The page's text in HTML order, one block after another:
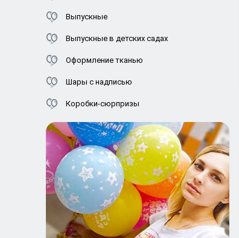
Выпускные
Выпускные в детских садах
Оформление тканью
Шары с надписью
Коробки-сюрпризы